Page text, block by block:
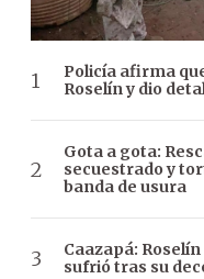
Policía afirma
Roselín y dio
Gota a gota:
secuestrado y
banda de usura
Caazapá:
sufrió tras su